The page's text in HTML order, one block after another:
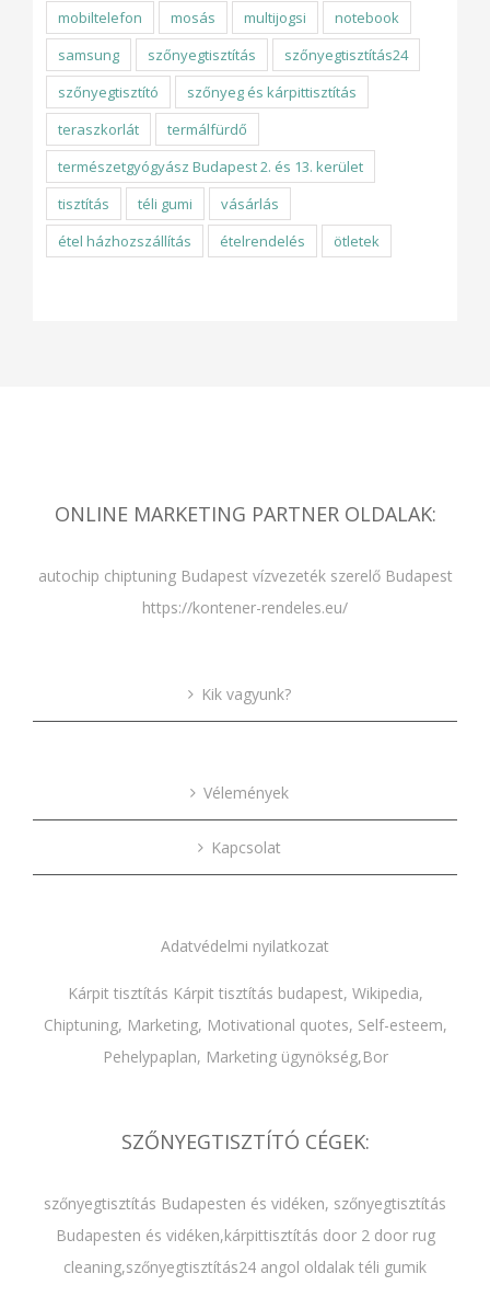
mobiltelefon
mosás multijogsi
notebook
samsung
szőnyegtisztítás
szőnyegtisztítás24
szőnyegtisztító
szőnyeg és kárpittisztítás
teraszkorlát
termálfürdő
természetgyógyász Budapest 2. és 13. kerület
tisztítás
téli gumi
vásárlás
étel házhozszállítás
ételrendelés ötletek
ONLINE MARKETING PARTNER OLDALAK:
autochip chiptuning Budapest vízvezeték szerelő Budapest
https://kontener-rendeles.eu/
Kik vagyunk?
Vélemények
Kapcsolat
Adatvédelmi nyilatkozat
Kárpit tisztítás Kárpit tisztítás budapest, Wikipedia,
Chiptuning, Marketing, Motivational quotes, Self-esteem,
Pehelypaplan, Marketing ügynökség,Bor
SZŐNYEGTISZTÍTÓ CÉGEK:
szőnyegtisztítás Budapesten és vidéken, szőnyegtisztítás
Budapesten és vidéken,kárpittisztítás door 2 door rug
cleaning,szőnyegtisztítás24 angol oldalak téli gumik